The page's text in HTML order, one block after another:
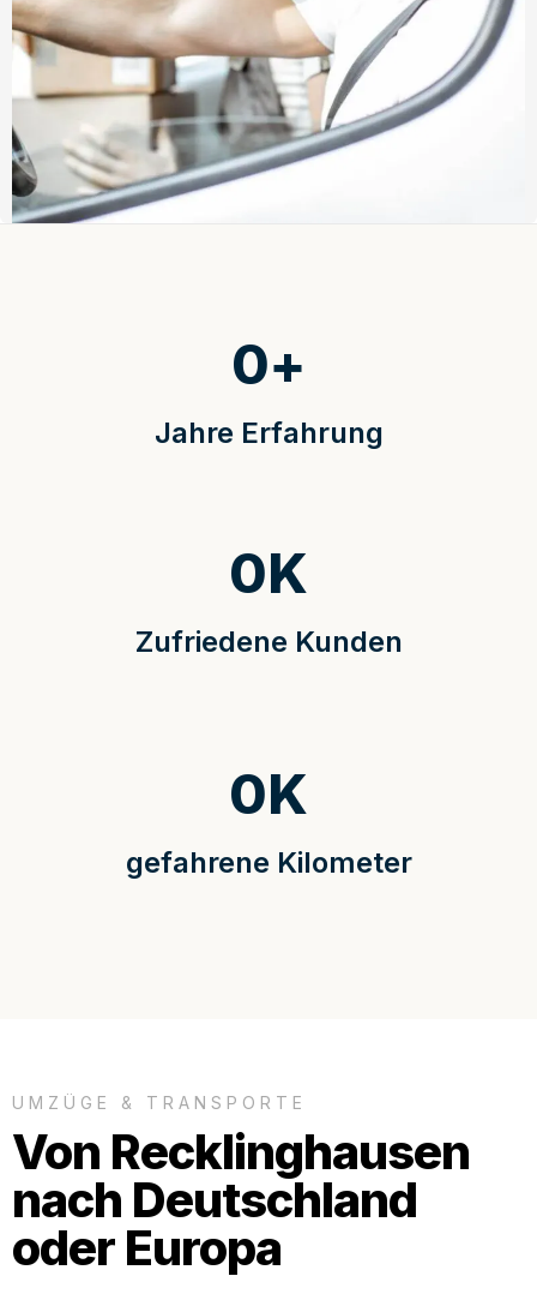
Jahre Erfahrung
0+
Zufriedene Kunden
0K
gefahrene Kilometer
0K
UMZÜGE & TRANSPORTE
Von Recklinghausen
nach Deutschland
oder Europa